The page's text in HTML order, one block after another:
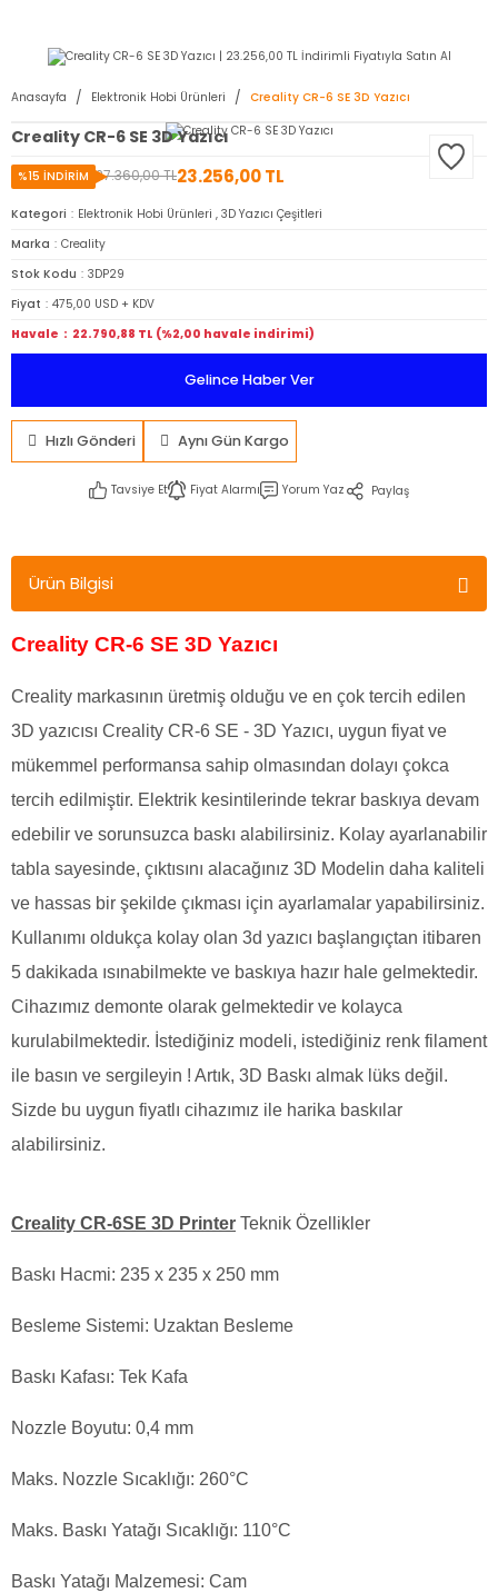
Anasayfa Elektronik Hobi Ürünleri Creality CR-6 SE 3D Yazıcı
Creality CR-6 SE 3D Yazıcı
27.360,00 TL23.256,00 TL
%15 İNDİRİM
Kategori Elektronik Hobi Ürünleri , 3D Yazıcı Çeşitleri
Marka
Creality
Stok Kodu
3DP29
Fiyat
475,00 USD + KDV
Havale
22.790,88 TL (%2,00 havale indirimi)
Gelince Haber Ver
Hızlı Gönderi Aynı Gün Kargo
Tavsiye Et Fiyat Alarmı Yorum Yaz Paylaş
Ürün Bilgisi
Creality CR-6 SE 3D Yazıcı
Creality markasının üretmiş olduğu ve en çok tercih edilen
3D yazıcısı Creality CR-6 SE - 3D Yazıcı, uygun fiyat ve
mükemmel performansa sahip olmasından dolayı çokca
tercih edilmiştir. Elektrik kesintilerinde tekrar baskıya devam
edebilir ve sorunsuzca baskı alabilirsiniz. Kolay ayarlanabilir
tabla sayesinde, çıktısını alacağınız 3D Modelin daha kaliteli
ve hassas bir şekilde çıkması için ayarlamalar yapabilirsiniz.
Kullanımı oldukça kolay olan 3d yazıcı başlangıçtan itibaren
5 dakikada ısınabilmekte ve baskıya hazır hale gelmektedir.
Cihazımız demonte olarak gelmektedir ve kolayca
kurulabilmektedir. İstediğiniz modeli, istediğiniz renk filament
ile basın ve sergileyin ! Artık, 3D Baskı almak lüks değil.
Sizde bu uygun fiyatlı cihazımız ile harika baskılar
alabilirsiniz.
Creality CR-6SE 3D Printer Teknik Özellikler
Baskı Hacmi: 235 x 235 x 250 mm
Besleme Sistemi: Uzaktan Besleme
Baskı Kafası: Tek Kafa
Nozzle Boyutu: 0,4 mm
Maks. Nozzle Sıcaklığı: 260°C
Maks. Baskı Yatağı Sıcaklığı: 110°C
Baskı Yatağı Malzemesi: Cam